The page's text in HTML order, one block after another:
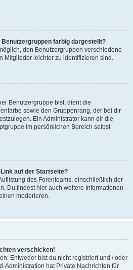
farbig dargestellt?
den Benutzergruppen verschiedene
Mitglieder leichter zu identifizieren sind.
Benutzergruppe bist, dient die
sowie den Gruppenrang, der bei dir
Ein Administrator kann dir die
im persönlichen Bereich selbst
auf der Startseite?
des Forenteams, einschließlich der
Du findest hier auch weitere Informationen
moderieren.
verschicken!
Entweder bist du nicht registriert und / oder
Administration hat Private Nachrichten für